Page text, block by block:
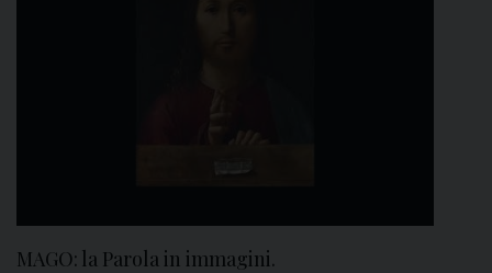
MAGO: la Parola in immagini.